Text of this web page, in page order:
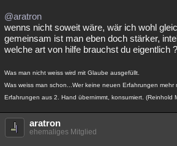
@aratron
wenns nicht soweit wäre, wär ich wohl
gemeinsam ist man eben doch stärker,
welche art von hilfe brauchst du eigentlich ?
Was man nicht weiss wird mit Glaube ausgefüllt.
Was weiss man schon...Wer keine neuen Erfahrungen mehr
Erfahrungen aus 2. Hand übernimmt, konsumiert. (Reinhold
aratron
ehemaliges Mitglied